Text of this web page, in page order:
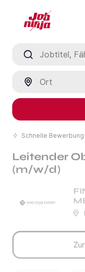
Schnelle Bewerbung
Leitender
(m/w/d)